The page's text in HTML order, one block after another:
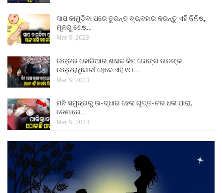
ସାପ କାମୁଡ଼ିବା ପରେ ତୁରନ୍ତ ବ୍ୟବହାର କରନ୍ତୁ ଏହି ଜିନିଷ,
ମୂଳରୁ ଶେଷ…
Mar 9, 2023
ଉତ୍ତର କୋରିଆର ଶାସକ କିମ ଜୋଙ୍ଗ ଉନଙ୍କ
ଉତ୍ତରାଧିକାରୀ ହେବେ ଏହି ୧୦…
Mar 9, 2023
ମଝି ସମୁଦ୍ରରୁ ଉ-ଦ୍ଧାର ହେଲା ଗୁପ୍ତ-ଚର ଧଳା ପାରା,
ଡେଣାରେ…
Mar 9, 2023